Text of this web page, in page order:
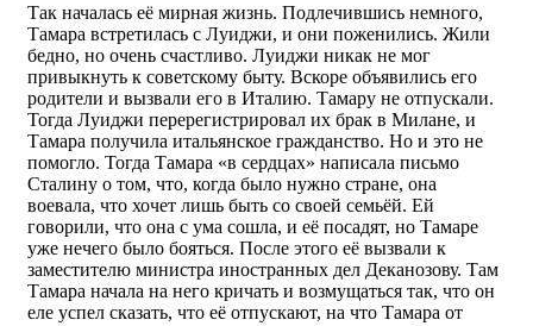
Так началась её мирная жизнь. Подлечившись немного,
Тамара встретилась с Луиджи, и они поженились. Жили
бедно, но очень счастливо. Луиджи никак не мог
привыкнуть к советскому быту. Вскоре объявились его
родители и вызвали его в Италию. Тамару не отпускали.
Тогда Луиджи перерегистрировал их брак в Милане, и
Тамара получила итальянское гражданство. Но и это не
помогло. Тогда Тамара «в сердцах» написала письмо
Сталину о том, что, когда было нужно стране, она
воевала, что хочет лишь быть со своей семьёй. Ей
говорили, что она с ума сошла, и её посадят, но Тамаре
уже нечего было бояться. После этого её вызвали к
заместителю министра иностранных дел Деканозову. Там
Тамара начала на него кричать и возмущаться так, что он
еле успел сказать, что её отпускают, на что Тамара от